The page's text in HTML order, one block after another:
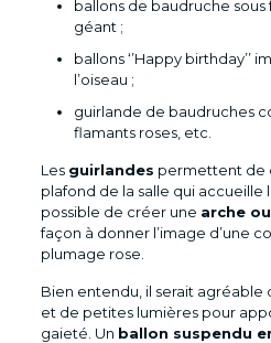
ballons de baudruche sous
géant ;
ballons ‘’Happy birthday’’
l’oiseau ;
guirlande de baudruches
flamants roses, etc.
Les guirlandes permettent de
plafond de la salle qui accueille
possible de créer une arche
façon à donner l’image d’une
plumage rose.
Bien entendu, il serait agréable
et de petites lumières pour
gaieté. Un ballon suspendu